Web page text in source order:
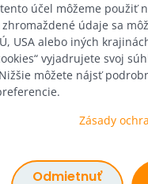
účel môžeme použiť
údaje sa
USA alebo iných
vyjadrujete svoj
môžete nájsť
Zásady
Odmietnuť